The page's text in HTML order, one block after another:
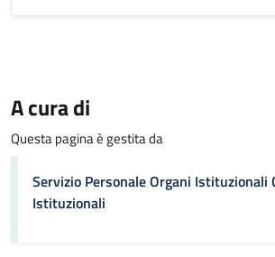
A cura di
Questa pagina è gestita da
Servizio Personale Organi Istituzionali
Istituzionali